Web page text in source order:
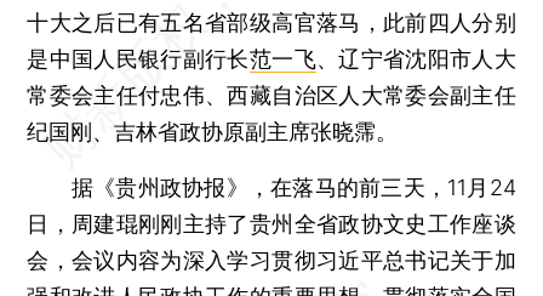
十大之后已有五名省部级高官落马，此前四人分别
是中国人民银行副行长范一飞、辽宁省沈阳市人大
常委会主任付忠伟、西藏自治区人大常委会副主任
纪国刚、吉林省政协原副主席张晓霈。
据《贵州政协报》，在落马的前三天，11月24
日，周建琨刚刚主持了贵州全省政协文史工作座谈
会，会议内容为深入学习贯彻习近平总书记关于加